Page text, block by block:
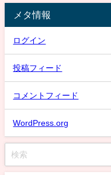
メタ情報
ログイン
投稿フィード
コメントフィード
WordPress.org